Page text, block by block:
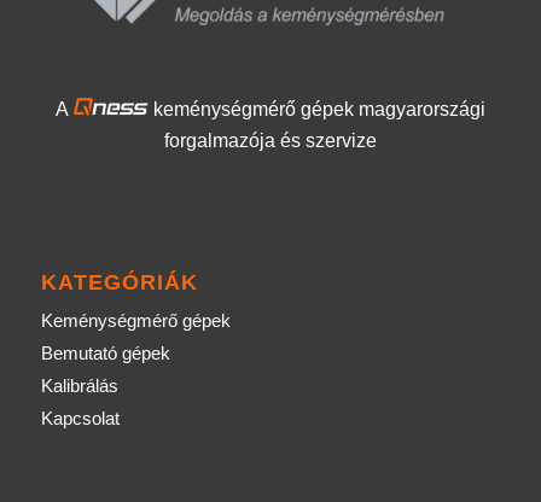
A
keménységmérő gépek magyarországi
forgalmazója és szervize
KATEGÓRIÁK
Keménységmérő gépek
Bemutató gépek
Kalibrálás
Kapcsolat